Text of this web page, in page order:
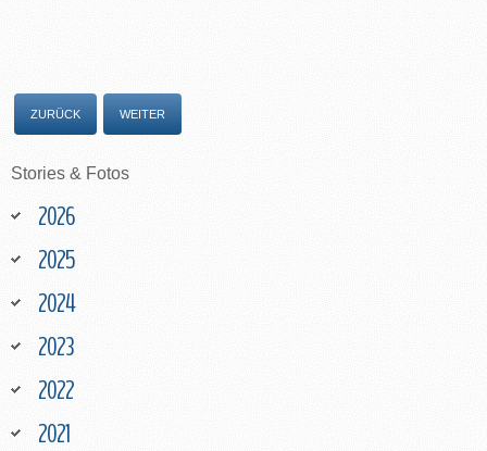
ZURÜCK WEITER
Stories & Fotos
2026
2025
2024
2023
2022
2021